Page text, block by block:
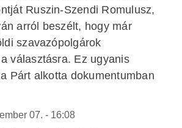
Ruszin-Szendi Romulusz,
arról beszélt, hogy már
szavazópolgárok
választásra. Ez ugyanis
Párt alkotta dokumentumban
07. - 16:08